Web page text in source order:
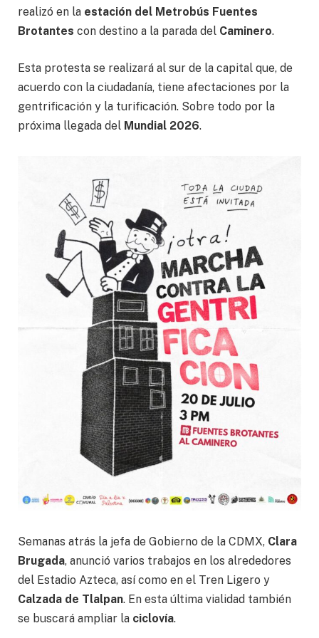
realizó en la estación del Metrobús Fuentes
Brotantes con destino a la parada del Caminero.
Esta protesta se realizará al sur de la capital que, de
acuerdo con la ciudadanía, tiene afectaciones por la
gentrificación y la turificación. Sobre todo por la
próxima llegada del Mundial 2026.
Semanas atrás la jefa de Gobierno de la CDMX, Clara
Brugada, anunció varios trabajos en los alrededores
del Estadio Azteca, así como en el Tren Ligero y
Calzada de Tlalpan. En esta última vialidad también
se buscará ampliar la ciclovía.